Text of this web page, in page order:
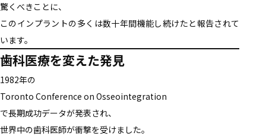
驚くべきことに、
このインプラントの多くは数十年間機能し続けたと報告されて
います。
歯科医療を変えた発見
1982年の
Toronto Conference on Osseointegration
で長期成功データが発表され、
世界中の歯科医師が衝撃を受けました。